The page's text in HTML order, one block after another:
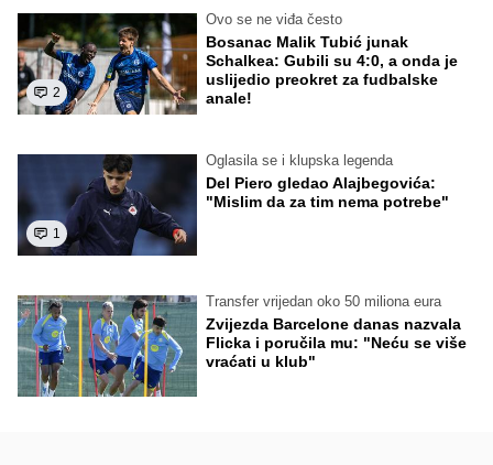
2
Ovo se ne viđa često
Bosanac Malik Tubić junak
Schalkea: Gubili su 4:0, a onda je
uslijedio preokret za fudbalske
anale!
1
Oglasila se i klupska legenda
Del Piero gledao Alajbegovića:
"Mislim da za tim nema potrebe"
Transfer vrijedan oko 50 miliona eura
Zvijezda Barcelone danas nazvala
Flicka i poručila mu: "Neću se više
vraćati u klub"